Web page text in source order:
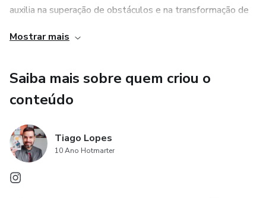
auxilia na superação de obstáculos e na transformação de
revisado, atualizado e ampliado em relação à versão
anterior. Isso significa que os leitores que já adquiriram o
nenhum custo adicional, garantindo acesso a conteúdos
ainda mais completos e atualizados.
4. Experiência pessoal do autor: O e-book foi idealizado
Mostrar mais
Saiba mais sobre quem criou o
conteúdo
Tiago Lopes
10 Ano Hotmarter